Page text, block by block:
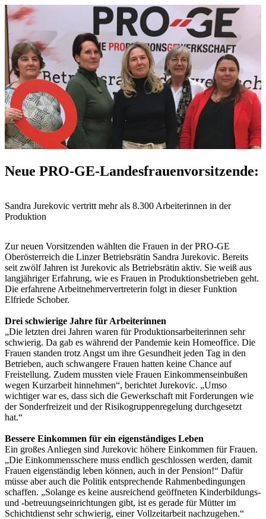
Neue PRO-GE-Landesfrauenvorsitzende:
Sandra Jurekovic vertritt mehr als 8.300 Arbeiterinnen in der
Produktion
Zur neuen Vorsitzenden wählten die Frauen in der PRO-GE
Oberösterreich die Linzer Betriebsrätin Sandra Jurekovic. Bereits
seit zwölf Jahren ist Jurekovic als Betriebsrätin aktiv. Sie weiß aus
langjähriger Erfahrung, wie es Frauen in Produktionsbetrieben geht.
Die erfahrene Arbeitnehmervertreterin folgt in dieser Funktion
Elfriede Schober.
Drei schwierige Jahre für Arbeiterinnen
„Die letzten drei Jahren waren für Produktionsarbeiterinnen sehr
schwierig. Da gab es während der Pandemie kein Homeoffice. Die
Frauen standen trotz Angst um ihre Gesundheit jeden Tag in den
Betrieben, auch schwangere Frauen hatten keine Chance auf
Freistellung. Zudem mussten viele Frauen Einkommenseinbußen
wegen Kurzarbeit hinnehmen“, berichtet Jurekovic. „Umso
wichtiger war es, dass sich die Gewerkschaft mit Forderungen wie
der Sonderfreizeit und der Risikogruppenregelung durchgesetzt
hat.“
Bessere Einkommen für ein eigenständiges Leben
Ein großes Anliegen sind Jurekovic höhere Einkommen für Frauen.
„Die Einkommensschere muss endlich geschlossen werden, damit
Frauen eigenständig leben können, auch in der Pension!“ Dafür
müsse aber auch die Politik entsprechende Rahmenbedingungen
schaffen. „Solange es keine ausreichend geöffneten Kinderbildungs-
und -betreuungseinrichtungen gibt, ist es gerade für Mütter im
Schichtdienst sehr schwierig, einer Vollzeitarbeit nachzugehen.“